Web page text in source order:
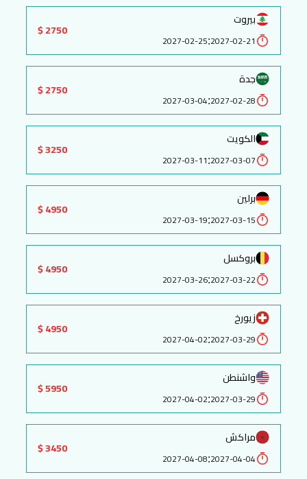
بيروت
2027-02-21
:
2027-02-25
2750 $
جدة
2027-02-28
:
2027-03-04
2750 $
الكويت
2027-03-07
:
2027-03-11
3250 $
برلين
2027-03-15
:
2027-03-19
4950 $
بروكسل
2027-03-22
:
2027-03-26
4950 $
زيورخ
2027-03-29
:
2027-04-02
4950 $
واشنطن
2027-03-29
:
2027-04-02
5950 $
مراكش
2027-04-04
:
2027-04-08
3450 $